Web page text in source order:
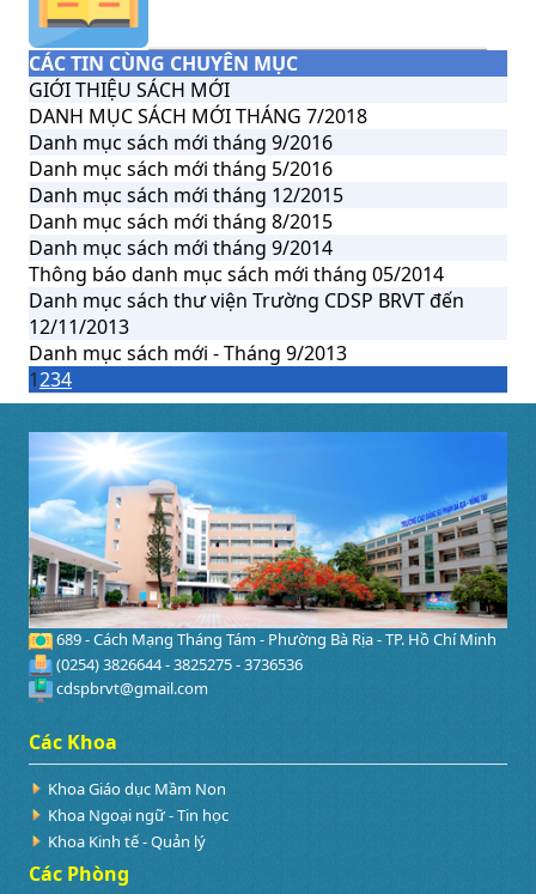
CÁC TIN CÙNG CHUYÊN MỤC
GIỚI THIỆU SÁCH MỚI
DANH MỤC SÁCH MỚI THÁNG 7/2018
Danh mục sách mới tháng 9/2016
Danh mục sách mới tháng 5/2016
Danh mục sách mới tháng 12/2015
Danh mục sách mới tháng 8/2015
Danh mục sách mới tháng 9/2014
Thông báo danh mục sách mới tháng 05/2014
Danh mục sách thư viện Trường CDSP BRVT đến
12/11/2013
Danh mục sách mới - Tháng 9/2013
1234
689 - Cách Mạng Tháng Tám - Phường Bà Rịa - TP. Hồ Chí Minh
(0254) 3826644 - 3825275 - 3736536
cdspbrvt@gmail.com
Các Khoa
Khoa Giáo dục Mầm Non
Khoa Ngoại ngữ - Tin học
Khoa Kinh tế - Quản lý
Các Phòng